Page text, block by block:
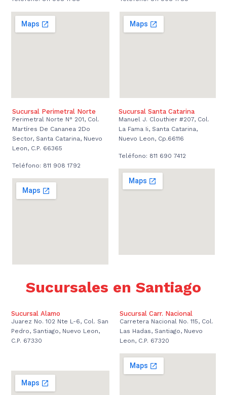
Sucursal Perimetral Norte
Perimetral Norte N° 201, Col.
Martíres De Cananea 2Do
Sector, Santa Catarina, Nuevo
Leon, C.P. 66365
Teléfono: 811 908 1792
Sucursal Santa Catarina
Manuel J. Clouthier #207, Col.
La Fama Ii, Santa Catarina,
Nuevo Leon, Cp.66116
Teléfono: 811 690 7412
Sucursales en Santiago
Sucursal Alamo
Juarez No. 102 Nte L-6, Col. San
Pedro, Santiago, Nuevo Leon,
C.P. 67330
Sucursal Carr. Nacional
Carretera Nacional No. 115, Col.
Las Hadas, Santiago, Nuevo
Leon, C.P. 67320